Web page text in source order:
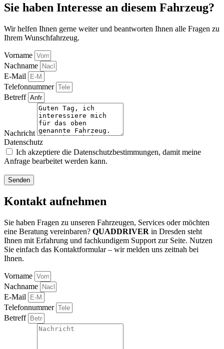
Sie haben Interesse an diesem Fahrzeug?
Wir helfen Ihnen gerne weiter und beantworten Ihnen alle Fragen zu
Ihrem Wunschfahrzeug.
Vorname
Nachname
E-Mail
Telefonnummer
Betreff
Nachricht
Datenschutz
Ich akzeptiere die Datenschutzbestimmungen, damit meine
Anfrage bearbeitet werden kann.
Senden
Kontakt aufnehmen
Sie haben Fragen zu unseren Fahrzeugen, Services oder möchten
eine Beratung vereinbaren? QUADDRIVER in Dresden steht
Ihnen mit Erfahrung und fachkundigem Support zur Seite. Nutzen
Sie einfach das Kontaktformular – wir melden uns zeitnah bei
Ihnen.
Vorname
Nachname
E-Mail
Telefonnummer
Betreff